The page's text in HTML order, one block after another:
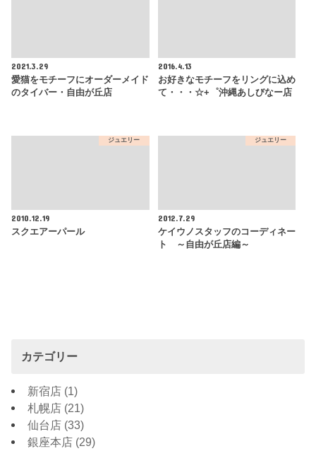
2021.3.29
愛猫をモチーフにオーダーメイド
のタイバー・自由が丘店
2016.4.13
お好きなモチーフをリングに込め
て・・・☆+゜沖縄あしびなー店
ジュエリー
2010.12.19
スクエアーパール
ジュエリー
2012.7.29
ケイウノスタッフのコーディネー
ト ～自由が丘店編～
カテゴリー
新宿店 (1)
札幌店 (21)
仙台店 (33)
銀座本店 (29)